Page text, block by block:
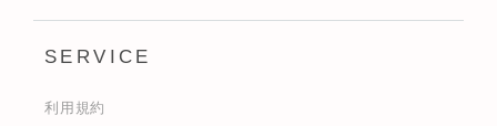
SERVICE
利用規約